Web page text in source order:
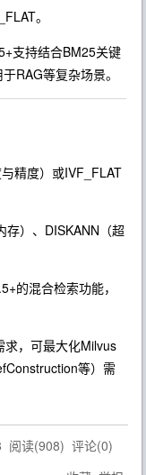
。
支持结合BM25关键
RAG等复杂场景。
精度）或IVF_FLAT
存）、DISKANN（超
的混合检索功能，
求，可最大化Milvus
等）需
阅读(908) 评论(0)